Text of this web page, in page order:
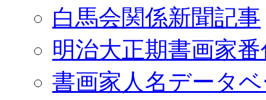
白馬会関係新聞記事
明治大正期書画家
書画家人名データ